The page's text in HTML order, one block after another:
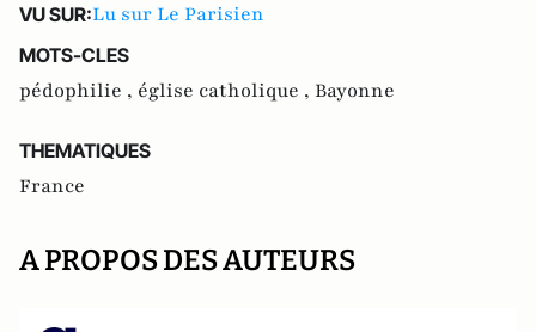
VU SUR:Lu sur Le Parisien
MOTS-CLES
pédophilie , église catholique , Bayonne
THEMATIQUES
France
A PROPOS DES AUTEURS